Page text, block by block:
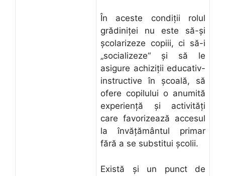
În aceste condiţii rolul
grădiniţei nu este să-şi
şcolarizeze copiii, ci să-i
„socializeze“ şi să le
asigure achiziţii educativ-
instructive în şcoală, să
ofere copilului o anumită
experienţă şi activităţi
care favorizează accesul
la învăţământul primar
fără a se substitui şcolii.
Există şi un punct de